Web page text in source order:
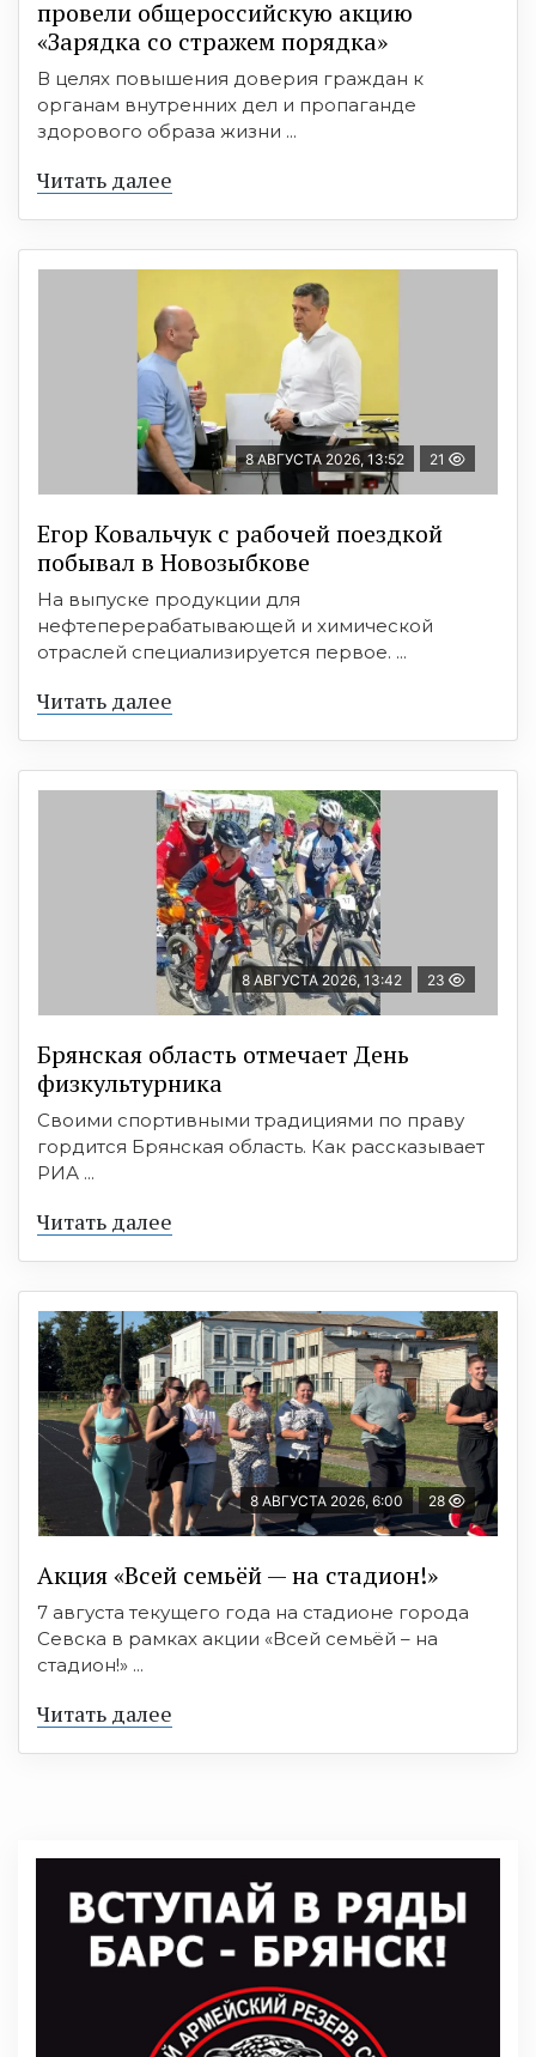
провели общероссийскую акцию
«Зарядка со стражем порядка»
В целях повышения доверия граждан к
органам внутренних дел и пропаганде
здорового образа жизни ...
Читать далее
8 АВГУСТА 2026, 13:52 21
Егор Ковальчук с рабочей поездкой
побывал в Новозыбкове
На выпуске продукции для
нефтеперерабатывающей и химической
отраслей специализируется первое. ...
Читать далее
8 АВГУСТА 2026, 13:42 23
Брянская область отмечает День
физкультурника
Своими спортивными традициями по праву
гордится Брянская область. Как рассказывает
РИА ...
Читать далее
8 АВГУСТА 2026, 6:00 28
Акция «Всей семьёй — на стадион!»
7 августа текущего года на стадионе города
Севска в рамках акции «Всей семьёй – на
стадион!» ...
Читать далее